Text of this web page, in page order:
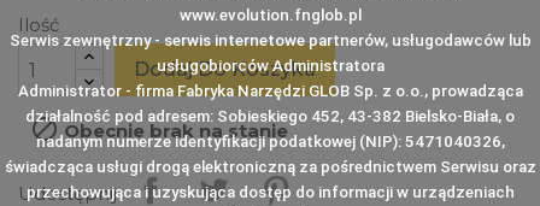
Ilość
Dodaj Do Koszyka
Obecnie brak na stanie
Udostępnij
www.evolution.fnglob.pl
Serwis zewnętrzny - serwis internetowe partnerów, usługodawców lub
usługobiorców Administratora
Administrator - firma Fabryka Narzędzi GLOB Sp. z o.o., prowadząca
działalność pod adresem: Sobieskiego 452, 43-382 Bielsko-Biała, o
nadanym numerze identyfikacji podatkowej (NIP): 5471040326,
świadcząca usługi drogą elektroniczną za pośrednictwem Serwisu oraz
przechowująca i uzyskująca dostęp do informacji w urządzeniach